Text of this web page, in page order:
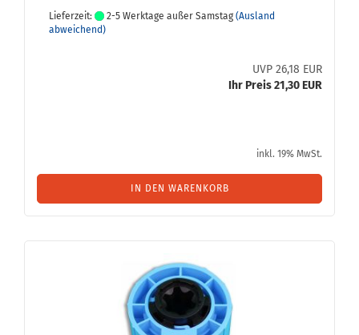
Lieferzeit: 2-5 Werktage außer Samstag (Ausland
abweichend)
UVP 26,18 EUR
Ihr Preis 21,30 EUR
inkl. 19% MwSt.
IN DEN WARENKORB